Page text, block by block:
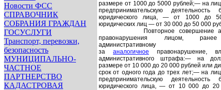
Новости ФСС
СПРАВОЧНИК
СОБРАНИЯ ГРАЖДАН
ГОСУСЛУГИ
Транспорт, перевозки,
безопасность
МУНИЦИПАЛЬНО-
ЧАСТНОЕ
ПАРТНЕРСТВО
КАДАСТРОВАЯ
размере от 1000 до 5000 рублей;— на
предпринимательскую деятельность
юридического лица, — от 1000 до
юридических лиц — от 30 000 до 50 000
Повторное совершение
правонарушения лицом, ранее
административному
за
аналогичное
правонарушение,
административного штрафа:— на
размере от 10 000 до 20 000 рублей или
срок от одного года до трех лет;— на
предпринимательскую деятельность
юридического лица, — от 10 000 до 20